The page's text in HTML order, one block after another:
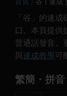
「谷」的速成
口。本頁提供
普通話發音。
與速成教學可
繁簡・拼